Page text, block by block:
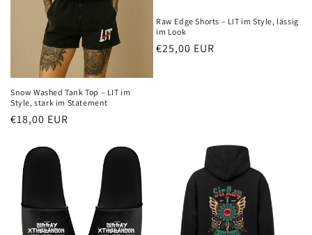
Snow Washed Tank Top – LIT im
Style, stark im Statement
Normaler
€18,00 EUR
Raw Edge Shorts – LIT im Style, lässig
im Look
Normaler
€25,00 EUR